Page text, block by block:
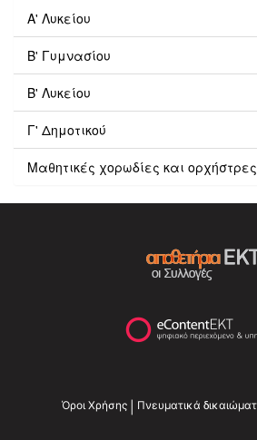
Α' Λυκείου
Β' Γυμνασίου
Β' Λυκείου
Γ' Δημοτικού
Μαθητικές χορωδίες και ορχήστρες